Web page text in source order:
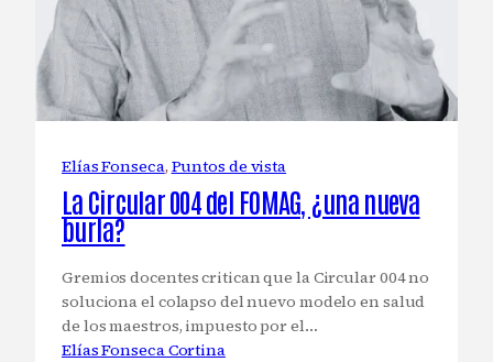
Elías Fonseca, Puntos de vista
La Circular 004 del FOMAG, ¿una nueva
burla?
Gremios docentes critican que la Circular 004 no
soluciona el colapso del nuevo modelo en salud
de los maestros, impuesto por el…
Elías Fonseca Cortina